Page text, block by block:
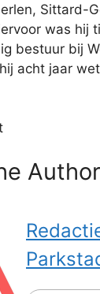
Sittard-
was hij
bestuur bij
acht jaar
Author